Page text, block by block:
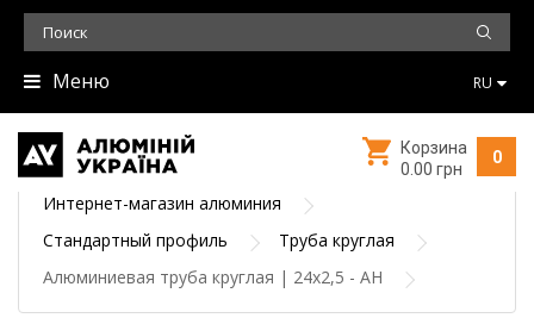
Меню RU
0
Корзина
0.00 грн
Интернет-магазин алюминия
Стандартный профиль
Труба круглая
Алюминиевая труба круглая | 24х2,5 - АН